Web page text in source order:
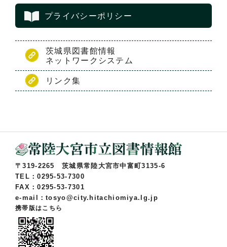
プライバシーポリシー
茨城県図書館情報
ネットワークシステム
リンク集
〒319-2265 茨城県常陸大宮市中富町3135-6
TEL：0295-53-7300
FAX：0295-53-7301
e-mail：tosyo@city.hitachiomiya.lg.jp
携帯版はこちら